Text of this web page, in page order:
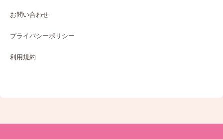
お問い合わせ
プライバシーポリシー
利用規約